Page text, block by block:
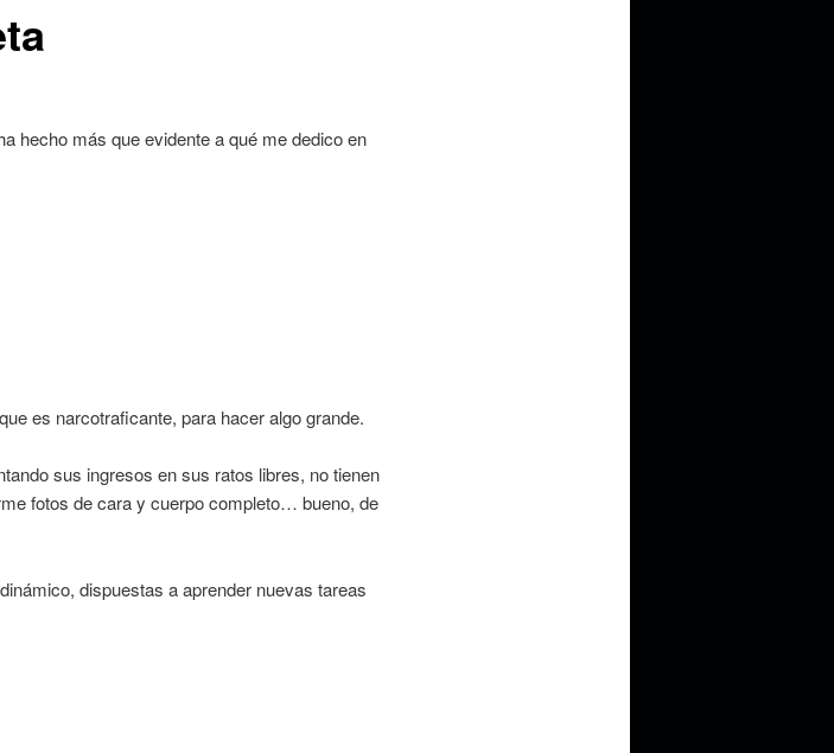
hecho más que evidente a qué me dedico en
es narcotraficante, para hacer algo grande.
sus ingresos en sus ratos libres, no tienen
fotos de cara y cuerpo completo… bueno, de
dispuestas a aprender nuevas tareas